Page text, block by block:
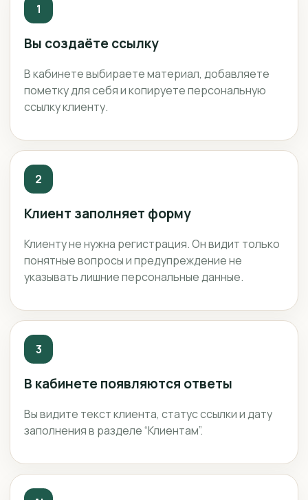
1
Вы создаёте ссылку
В кабинете выбираете материал, добавляете
пометку для себя и копируете персональную
ссылку клиенту.
2
Клиент заполняет форму
Клиенту не нужна регистрация. Он видит только
понятные вопросы и предупреждение не
указывать лишние персональные данные.
3
В кабинете появляются ответы
Вы видите текст клиента, статус ссылки и дату
заполнения в разделе “Клиентам”.